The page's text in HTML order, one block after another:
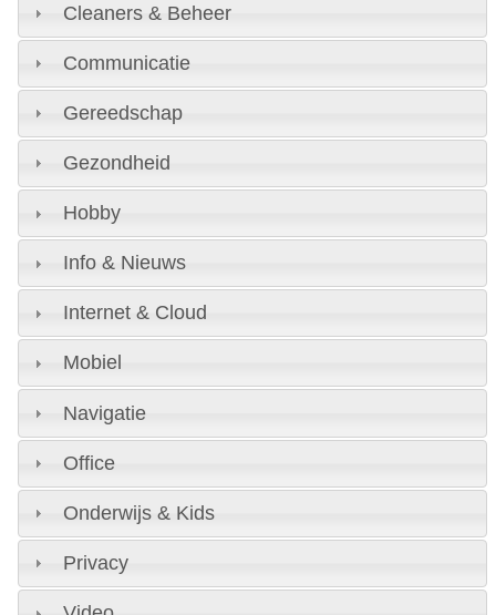
Cleaners & Beheer
Communicatie
Gereedschap
Gezondheid
Hobby
Info & Nieuws
Internet & Cloud
Mobiel
Navigatie
Office
Onderwijs & Kids
Privacy